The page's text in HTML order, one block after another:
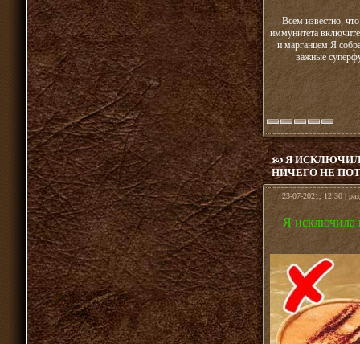
Всем известно,
иммунитета
и марганцем.Я
важные
Я
НИЧЕГО НЕ
23-07-2021, 12:30 |
Я исключила